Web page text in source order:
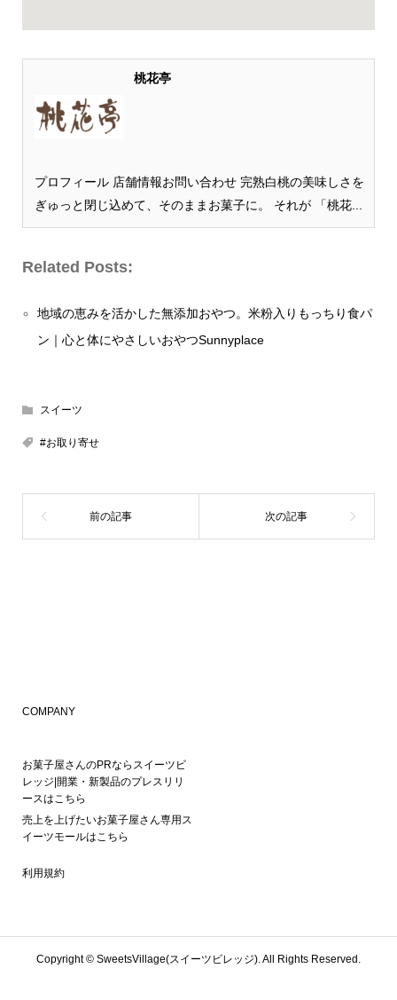
桃花亭
プロフィール 店舗情報お問い合わせ 完熟白桃の美味しさを
ぎゅっと閉じ込めて、そのままお菓子に。 それが 「桃花...
Related Posts:
地域の恵みを活かした無添加おやつ。米粉入りもっちり食パ
ン｜心と体にやさしいおやつSunnyplace
スイーツ
#お取り寄せ
COMPANY
お菓子屋さんのPRならスイーツビ
レッジ|開業・新製品のプレスリリ
ースはこちら
売上を上げたいお菓子屋さん専用ス
イーツモールはこちら
利用規約
Copyright © SweetsVillage(スイーツビレッジ). All Rights Reserved.